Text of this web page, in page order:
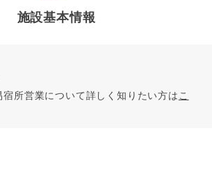
施設基本情報
所営業について詳しく知りたい方は こ